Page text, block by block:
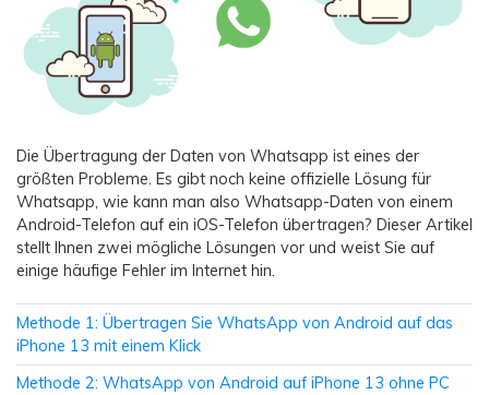
Die Übertragung der Daten von Whatsapp ist eines der
größten Probleme. Es gibt noch keine offizielle Lösung für
Whatsapp, wie kann man also Whatsapp-Daten von einem
Android-Telefon auf ein iOS-Telefon übertragen? Dieser Artikel
stellt Ihnen zwei mögliche Lösungen vor und weist Sie auf
einige häufige Fehler im Internet hin.
Methode 1: Übertragen Sie WhatsApp von Android auf das
iPhone 13 mit einem Klick
Methode 2: WhatsApp von Android auf iPhone 13 ohne PC